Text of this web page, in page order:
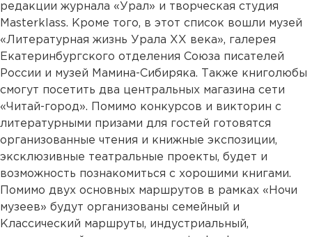
редакции журнала «Урал» и творческая студия
Masterklass. Кроме того, в этот список вошли музей
«Литературная жизнь Урала ХХ века», галерея
Екатеринбургского отделения Союза писателей
России и музей Мамина-Сибиряка. Также книголюбы
смогут посетить два центральных магазина сети
«Читай-город». Помимо конкурсов и викторин с
литературными призами для гостей готовятся
организованные чтения и книжные экспозиции,
эксклюзивные театральные проекты, будет и
возможность познакомиться с хорошими книгами.
Помимо двух основных маршрутов в рамках «Ночи
музеев» будут организованы семейный и
Классический маршруты, индустриальный,